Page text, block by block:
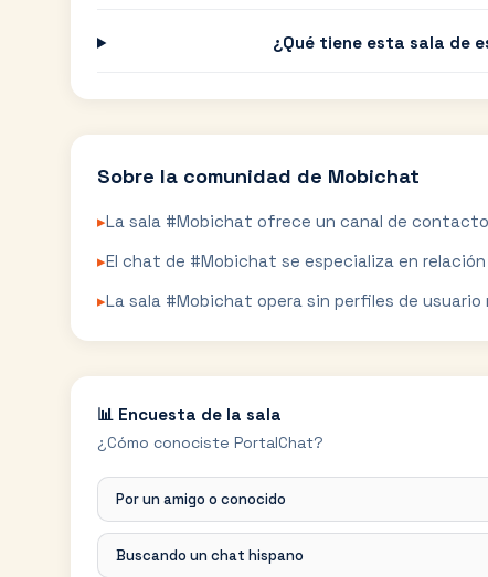
¿Qué tiene esta sala de
Sobre la comunidad de Mobichat
▸La sala #Mobichat ofrece un canal de
▸El chat de #Mobichat se especializa en
▸La sala #Mobichat opera sin perfiles de usuario
📊 Encuesta de la sala
¿Cómo conociste PortalChat?
Por un amigo o conocido
Buscando un chat hispano